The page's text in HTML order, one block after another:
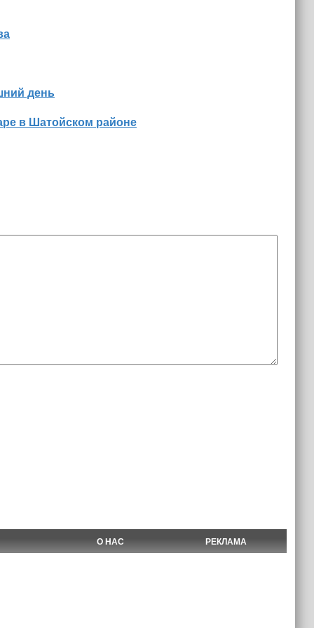
день
в Шатойском районе
О НАС РЕКЛАМА